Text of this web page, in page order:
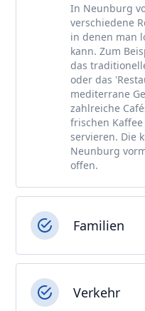
In Neunburg
verschiedene
in denen man
kann. Zum
das
oder das
mediterrane
zahlreiche
frischen
servieren. Die
Neunburg
offen.
Familien
Verkehr